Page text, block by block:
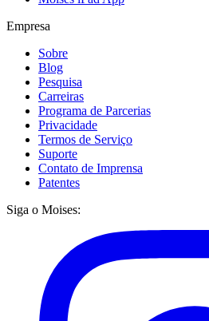
Empresa
Sobre
Blog
Pesquisa
Carreiras
Programa de Parcerias
Privacidade
Termos de Serviço
Suporte
Contato de Imprensa
Patentes
Siga o Moises: